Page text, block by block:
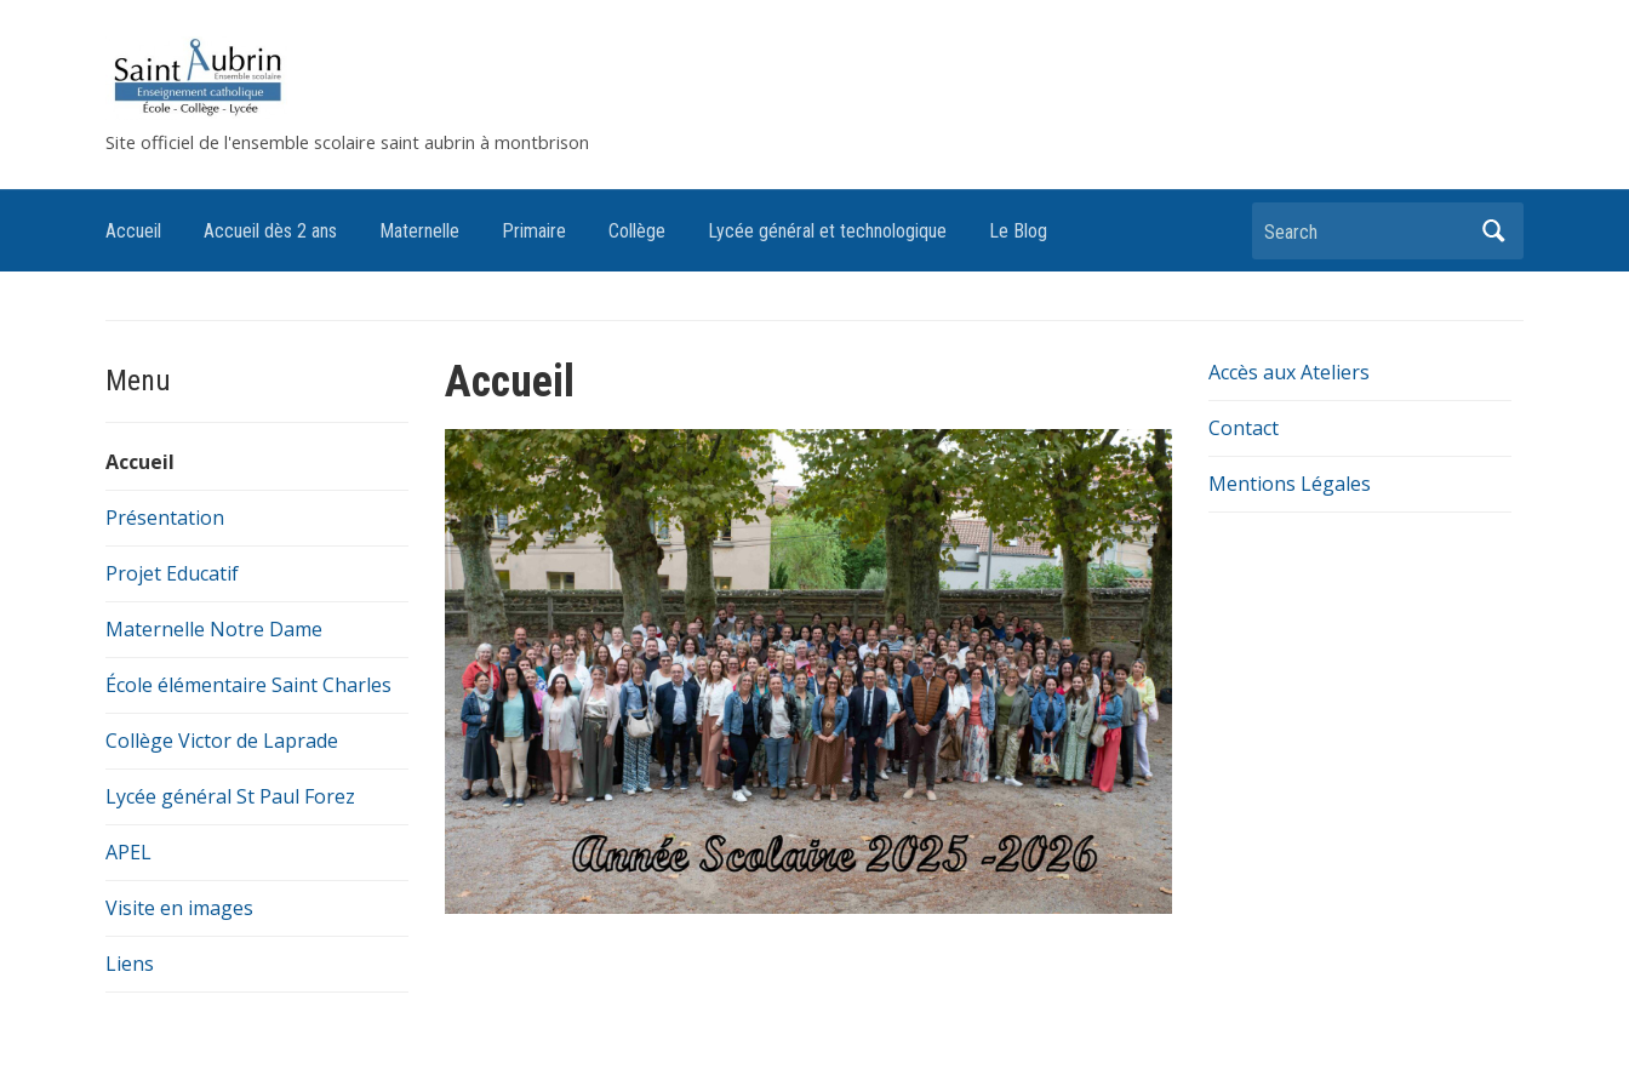
Site officiel de l'ensemble scolaire saint aubrin à montbrison
Accueil Accueil dès 2 ans Maternelle Primaire Collège Lycée général et technologique Le Blog Search
Menu
Accueil
Présentation
Projet Educatif
Maternelle Notre Dame
École élémentaire Saint Charles
Collège Victor de Laprade
Lycée général St Paul Forez
APEL
Visite en images
Liens
Accueil Accès aux Ateliers
Contact
Mentions Légales